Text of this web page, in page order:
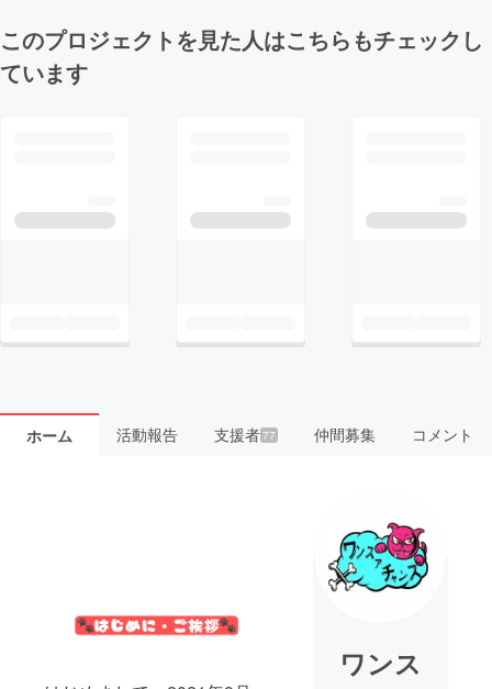
このプロジェクトを見た人はこちらもチェックし
ています
ホーム 活動報告 支援者77 仲間募集 コメント
ワンス